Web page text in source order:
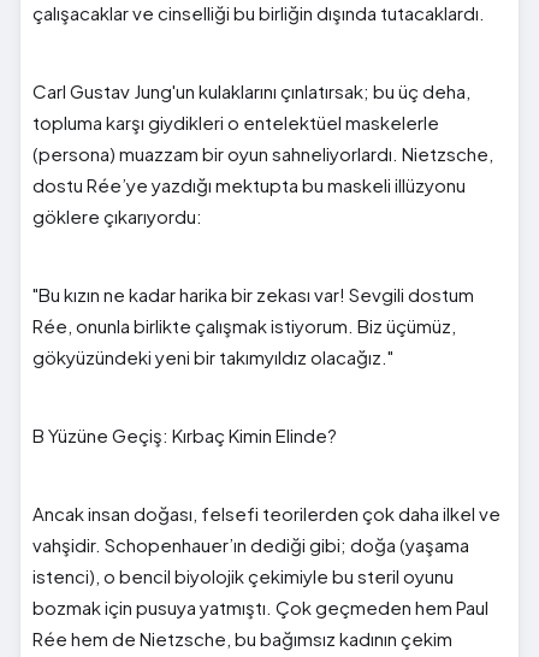
çalışacaklar ve cinselliği bu birliğin dışında tutacaklardı.
Carl Gustav Jung'un kulaklarını çınlatırsak; bu üç deha,
topluma karşı giydikleri o entelektüel maskelerle
(persona) muazzam bir oyun sahneliyorlardı. Nietzsche,
dostu Rée’ye yazdığı mektupta bu maskeli illüzyonu
göklere çıkarıyordu:
"Bu kızın ne kadar harika bir zekası var! Sevgili dostum
Rée, onunla birlikte çalışmak istiyorum. Biz üçümüz,
gökyüzündeki yeni bir takımyıldız olacağız."
B Yüzüne Geçiş: Kırbaç Kimin Elinde?
Ancak insan doğası, felsefi teorilerden çok daha ilkel ve
vahşidir. Schopenhauer’ın dediği gibi; doğa (yaşama
istenci), o bencil biyolojik çekimiyle bu steril oyunu
bozmak için pusuya yatmıştı. Çok geçmeden hem Paul
Rée hem de Nietzsche, bu bağımsız kadının çekim